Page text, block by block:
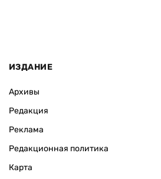
ИЗДАНИЕ
Архивы
Редакция
Реклама
Редакционная политика
Карта